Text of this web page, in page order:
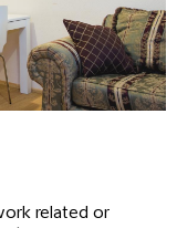
related or